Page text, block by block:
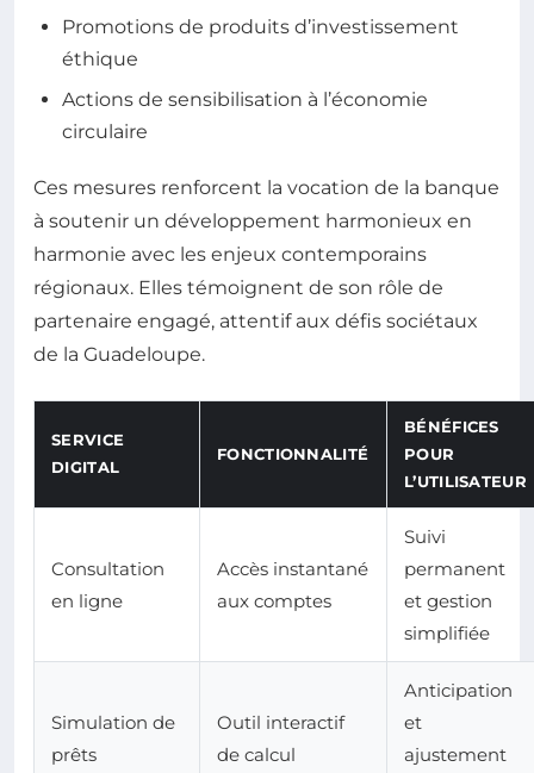
Promotions de produits d’investissement
éthique
Actions de sensibilisation à l’économie
circulaire
Ces mesures renforcent la vocation de la banque
à soutenir un développement harmonieux en
harmonie avec les enjeux contemporains
régionaux. Elles témoignent de son rôle de
partenaire engagé, attentif aux défis sociétaux
de la Guadeloupe.
SERVICE
DIGITAL
FONCTIONNALITÉ
BÉNÉFICES
POUR
L’UTILISATEUR
Consultation
en ligne
Accès instantané
aux comptes
Suivi
permanent
et gestion
simplifiée
Simulation de
prêts
Outil interactif
de calcul
Anticipation
et
ajustement